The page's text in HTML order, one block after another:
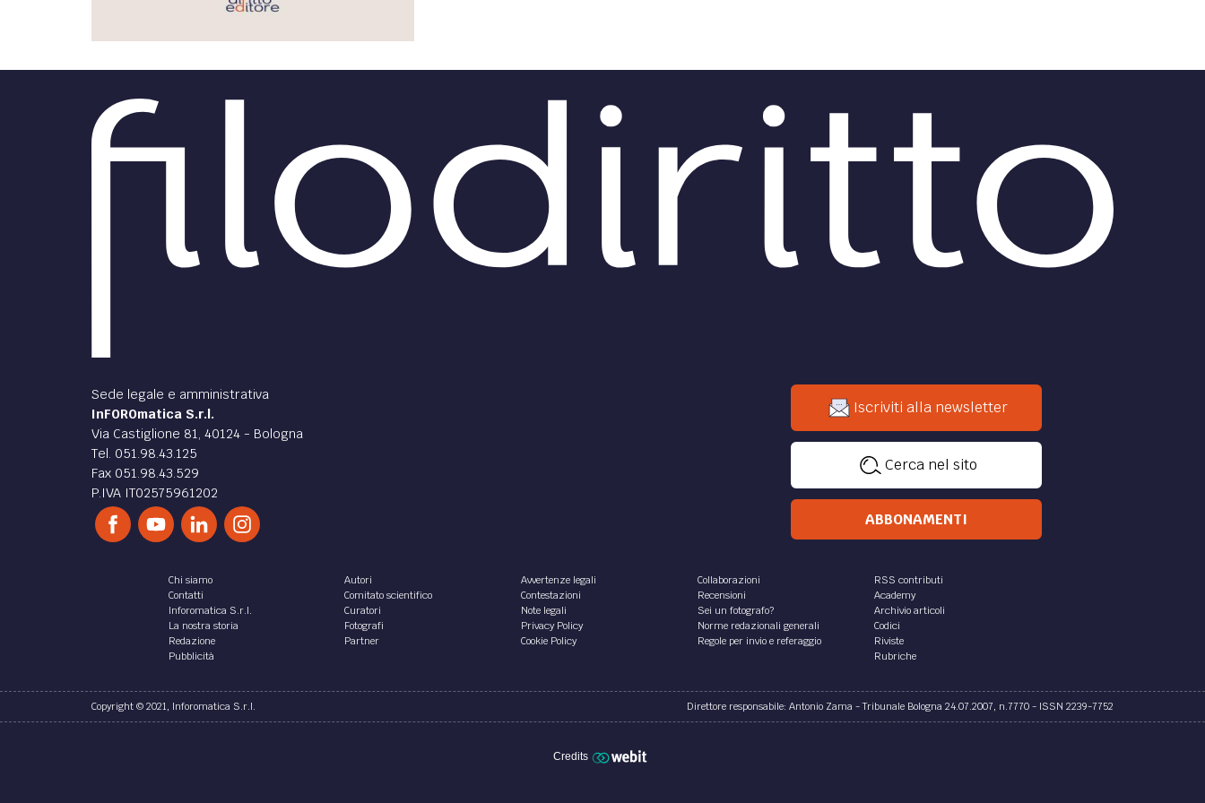
PROCEEDINGS CONTATTI
Sede legale e amministrativa
InFOROmatica S.r.l.
Via Castiglione 81, 40124 - Bologna
Tel. 051.98.43.125
Fax 051.98.43.529
P.IVA IT02575961202
Iscriviti alla newsletter
Cerca nel sito
ABBONAMENTI
Chi siamo
Contatti
Inforomatica S.r.l.
La nostra storia
Redazione
Pubblicità
Autori
Comitato scientifico
Curatori
Fotografi
Partner
Avvertenze legali
Contestazioni
Note legali
Privacy Policy
Cookie Policy
Collaborazioni
Recensioni
Sei un fotografo?
Norme redazionali generali
Regole per invio e referaggio
RSS contributi
Academy
Archivio articoli
Codici
Riviste
Rubriche
Copyright © 2021, Inforomatica S.r.l. Direttore responsabile: Antonio Zama - Tribunale Bologna 24.07.2007, n.7770 - ISSN 2239-7752
Credits